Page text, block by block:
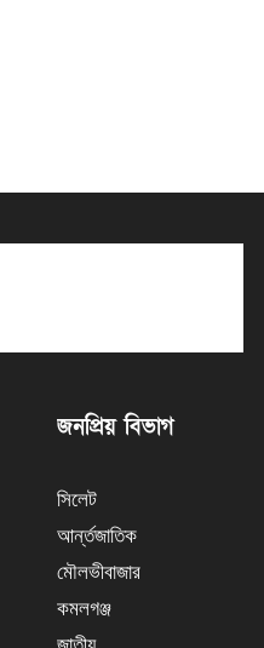
জনপ্রিয় বিভাগ
সিলেট
আর্ন্তজাতিক
মৌলভীবাজার
কমলগঞ্জ